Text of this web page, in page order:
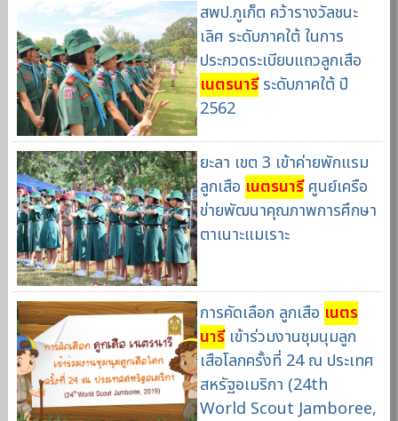
สพป.ภูเก็ต คว้ารางวัลชนะ
เลิศ ระดับภาคใต้ ในการ
ประกวดระเบียบแถวลูกเสือ
เนตรนารีระดับภาคใต้ ปี
2562
ยะลา เขต 3 เข้าค่ายพักแรม
ลูกเสือ เนตรนารีศูนย์เครือ
ข่ายพัฒนาคุณภาพการศึกษา
ตาเนาะแมเราะ
การคัดเลือก ลูกเสือ เนตร
นารีเข้าร่วมงานชุมนุมลูก
เสือโลกครั้งที่ 24 ณ ประเทศ
สหรัฐอเมริกา (24th
World Scout Jamboree,